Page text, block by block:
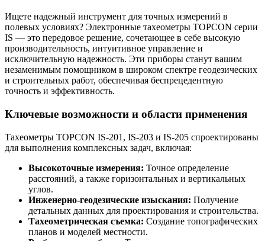
Ищете надежный инструмент для точных измерений в
полевых условиях? Электронные тахеометры TOPCON серии
IS — это передовое решение, сочетающее в себе высокую
производительность, интуитивное управление и
исключительную надежность. Эти приборы станут вашим
незаменимым помощником в широком спектре геодезических
и строительных работ, обеспечивая беспрецедентную
точность и эффективность.
Ключевые возможности и области применения
Тахеометры TOPCON IS-201, IS-203 и IS-205 спроектированы
для выполнения комплексных задач, включая:
Высокоточные измерения: Точное определение
расстояний, а также горизонтальных и вертикальных
углов.
Инженерно-геодезические изыскания: Получение
детальных данных для проектирования и строительства.
Тахеометрическая съемка: Создание топографических
планов и моделей местности.